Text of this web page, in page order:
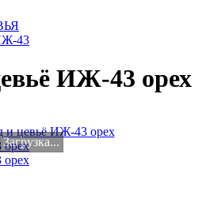
43
ИЖ-43 орех
Загрузка...